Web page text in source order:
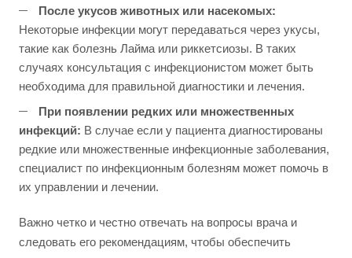
После укусов животных или насекомых:
Некоторые инфекции могут передаваться через укусы,
такие как болезнь Лайма или риккетсиозы. В таких
случаях консультация с инфекционистом может быть
необходима для правильной диагностики и лечения.
При появлении редких или множественных
инфекций: В случае если у пациента диагностированы
редкие или множественные инфекционные заболевания,
специалист по инфекционным болезням может помочь в
их управлении и лечении.
Важно четко и честно отвечать на вопросы врача и
следовать его рекомендациям, чтобы обеспечить